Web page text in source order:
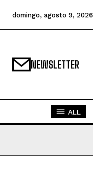
domingo, agosto 9, 2026
NEWSLETTER
ALL